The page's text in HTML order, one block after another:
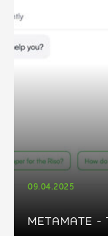
METAMATE -
09.04.2025